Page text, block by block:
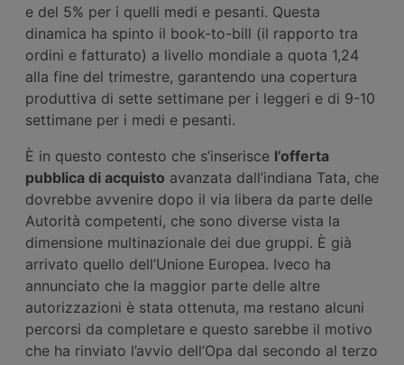
e del 5% per i quelli medi e pesanti. Questa
dinamica ha spinto il book-to-bill (il rapporto tra
ordini e fatturato) a livello mondiale a quota 1,24
alla fine del trimestre, garantendo una copertura
produttiva di sette settimane per i leggeri e di 9-10
settimane per i medi e pesanti.
È in questo contesto che s’inserisce l’offerta
pubblica di acquisto avanzata dall’indiana Tata, che
dovrebbe avvenire dopo il via libera da parte delle
Autorità competenti, che sono diverse vista la
dimensione multinazionale dei due gruppi. È già
arrivato quello dell’Unione Europea. Iveco ha
annunciato che la maggior parte delle altre
autorizzazioni è stata ottenuta, ma restano alcuni
percorsi da completare e questo sarebbe il motivo
che ha rinviato l’avvio dell’Opa dal secondo al terzo